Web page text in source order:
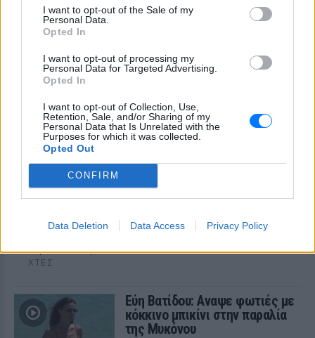
I want to opt-out of the Sale of my
Personal Data.
Opted In
I want to opt-out of processing my
Personal Data for Targeted Advertising.
Opted In
I want to opt-out of Collection, Use,
Retention, Sale, and/or Sharing of my
Personal Data that Is Unrelated with the
Purposes for which it was collected.
Opted Out
CONFIRM
Data Deletion Data Access Privacy Policy
ΠΡΙΝ 8 ΏΡΕΣ
ελάχιστοι γνώριζαν
Το απογευματινό μπάνιο της Μαρίας Σολωμού
Σαντορίνη
παραλία του νησιού
ΧΤΕΣ
Εύη Βατίδου: Αναψε φωτιές με
κόκκινο μπικίνι στην παραλία
της Μυκόνου